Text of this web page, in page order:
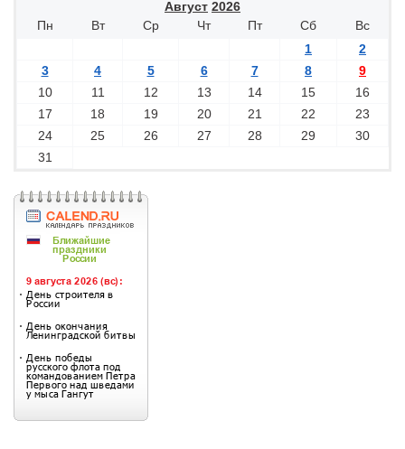
Август 2026
Пн
Вт Ср Чт Пт Сб
Вс
1
2
3
4 5 6 7 8
9
10
11 12 13 14 15
16
17
18 19 20 21 22
23
24
25 26 27 28 29
30
31